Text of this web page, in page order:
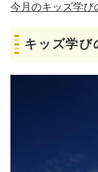
今月のキッズ学
キッズ学